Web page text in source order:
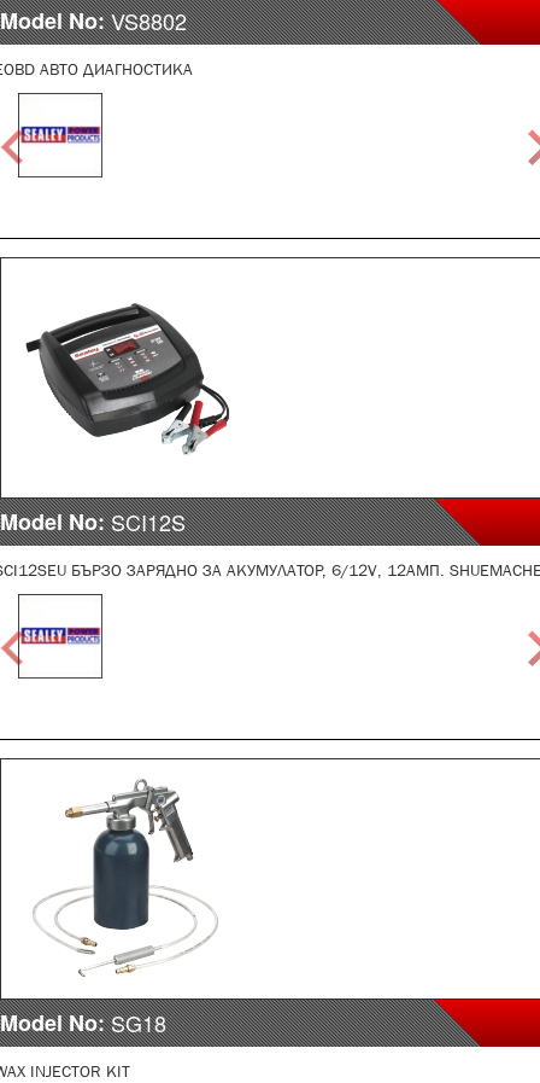
Model No:VS8802
АВТО ДИАГНОСТИКА
Model No:SCI12S
БЪРЗО ЗАРЯДНО ЗА АКУМУЛАТОР, 6/12V, 12АМП.
Model No:SG18
INJECTOR KIT